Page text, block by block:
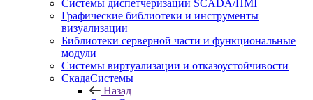
Системы диспетчеризации SCADA/HMI
Графические библиотеки и инструменты
визуализации
Библиотеки серверной части и функциональные
модули
Системы виртуализации и отказоустойчивости
СкадаСистемы
Назад